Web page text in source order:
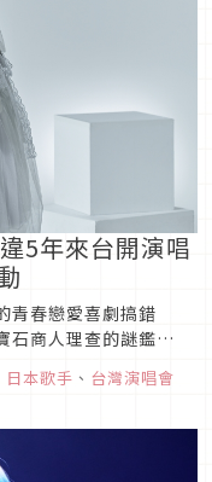
5年來台開演唱
青春戀愛喜劇搞錯
石商人理查的謎鑑
巡演「yanaginagi
日本歌手 、 台灣演唱會